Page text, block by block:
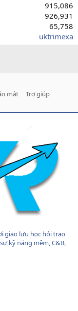
915,086
926,931
65,758
uktrimexa
mật
Trợ giúp
giao lưu học hỏi trao
năng mềm, C&B,